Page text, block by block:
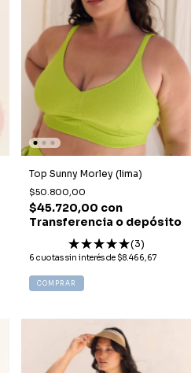
Top Sunny Morley (lima)
$50.800,00
$45.720,00 con
Transferencia o depósito
(3)
6 cuotas sin interés de $8.466,67
COMPRAR